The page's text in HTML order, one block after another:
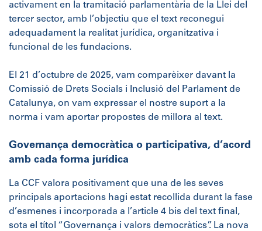
activament en la tramitació parlamentària de la Llei del
tercer sector, amb l’objectiu que el text reconegui
adequadament la realitat jurídica, organitzativa i
funcional de les fundacions.
El 21 d’octubre de 2025, vam comparèixer davant la
Comissió de Drets Socials i Inclusió del Parlament de
Catalunya, on vam expressar el nostre suport a la
norma i vam aportar propostes de millora al text.
Governança democràtica o participativa, d’acord
amb cada forma jurídica
La CCF valora positivament que una de les seves
principals aportacions hagi estat recollida durant la fase
d’esmenes i incorporada a l’article 4 bis del text final,
sota el títol “Governança i valors democràtics”. La nova